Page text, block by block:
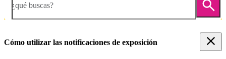
¿qué buscas?
Cómo utilizar las notificaciones de exposición